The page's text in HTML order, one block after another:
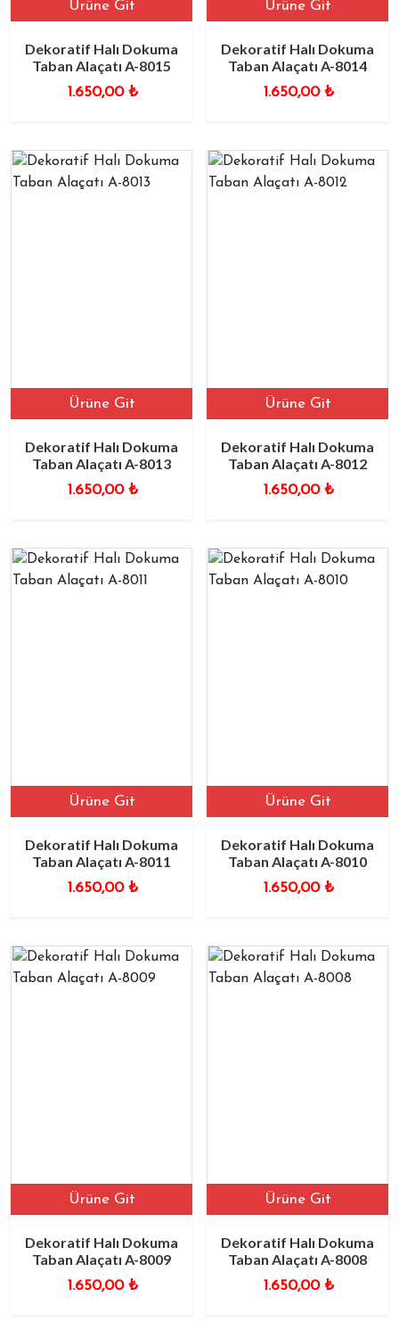
Ürüne Git
Dekoratif Halı Dokuma
Taban Alaçatı A-8015
1.650,00 ₺
Ürüne Git
Dekoratif Halı Dokuma
Taban Alaçatı A-8014
1.650,00 ₺
Ürüne Git
Dekoratif Halı Dokuma
Taban Alaçatı A-8013
1.650,00 ₺
Ürüne Git
Dekoratif Halı Dokuma
Taban Alaçatı A-8012
1.650,00 ₺
Ürüne Git
Dekoratif Halı Dokuma
Taban Alaçatı A-8011
1.650,00 ₺
Ürüne Git
Dekoratif Halı Dokuma
Taban Alaçatı A-8010
1.650,00 ₺
Ürüne Git
Dekoratif Halı Dokuma
Taban Alaçatı A-8009
1.650,00 ₺
Ürüne Git
Dekoratif Halı Dokuma
Taban Alaçatı A-8008
1.650,00 ₺